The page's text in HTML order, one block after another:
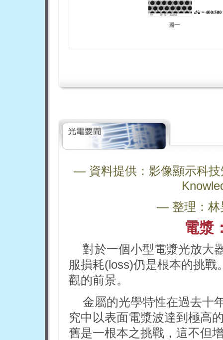
圖一
— 資料提供：影像顯示科技
— 整理：林
電漿
對於一個小型電漿光放大
服損耗(loss)仍是根本的挑
觀的前景。
金屬的光學特性在過去十
究中以表面電漿波達到極高
舊是一根本之挑戰，這不但